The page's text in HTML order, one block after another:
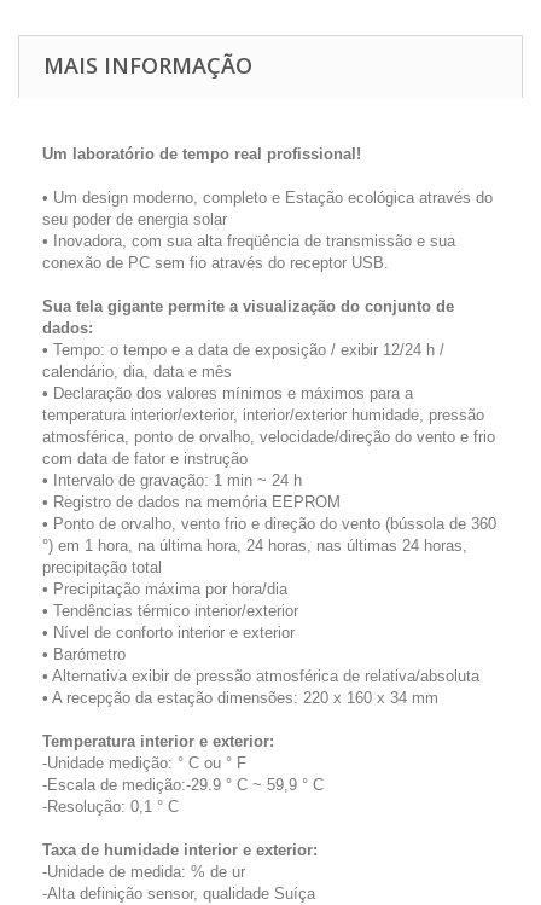
MAIS INFORMAÇÃO
Um laboratório de tempo real profissional!
• Um design moderno, completo e Estação ecológica através do
seu poder de energia solar
• Inovadora, com sua alta freqüência de transmissão e sua
conexão de PC sem fio através do receptor USB.
Sua tela gigante permite a visualização do conjunto de
dados:
• Tempo: o tempo e a data de exposição / exibir 12/24 h /
calendário, dia, data e mês
• Declaração dos valores mínimos e máximos para a
temperatura interior/exterior, interior/exterior humidade, pressão
atmosférica, ponto de orvalho, velocidade/direção do vento e frio
com data de fator e instrução
• Intervalo de gravação: 1 min ~ 24 h
• Registro de dados na memória EEPROM
• Ponto de orvalho, vento frio e direção do vento (bússola de 360
°) em 1 hora, na última hora, 24 horas, nas últimas 24 horas,
precipitação total
• Precipitação máxima por hora/dia
• Tendências térmico interior/exterior
• Nível de conforto interior e exterior
• Barómetro
• Alternativa exibir de pressão atmosférica de relativa/absoluta
• A recepção da estação dimensões: 220 x 160 x 34 mm
Temperatura interior e exterior:
-Unidade medição: ° C ou ° F
-Escala de medição:-29.9 ° C ~ 59,9 ° C
-Resolução: 0,1 ° C
Taxa de humidade interior e exterior:
-Unidade de medida: % de ur
-Alta definição sensor, qualidade Suíça